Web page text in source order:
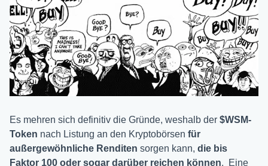
Es mehren sich definitiv die Gründe, weshalb der $WSM-
Token nach Listung an den Kryptobörsen für
außergewöhnliche Renditen sorgen kann, die bis
Faktor 100 oder sogar darüber reichen können. Eine